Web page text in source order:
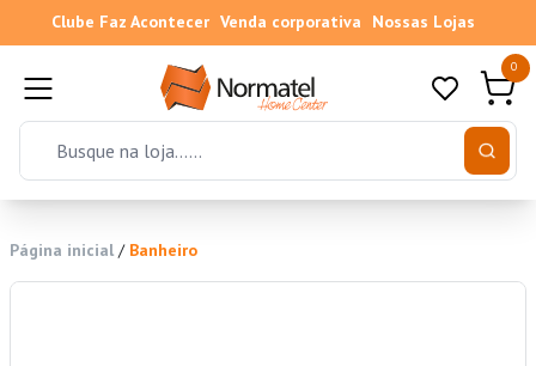
Clube Faz Acontecer Venda corporativa Nossas Lojas
0
Página inicial / Banheiro